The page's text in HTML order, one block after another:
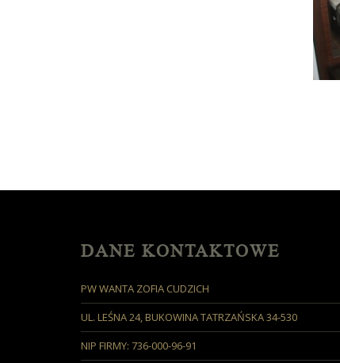
DANE KONTAKTOWE
PW WANTA ZOFIA CUDZICH
UL. LEŚNA 24, BUKOWINA TATRZAŃSKA 34-530
NIP FIRMY: 736-000-96-91